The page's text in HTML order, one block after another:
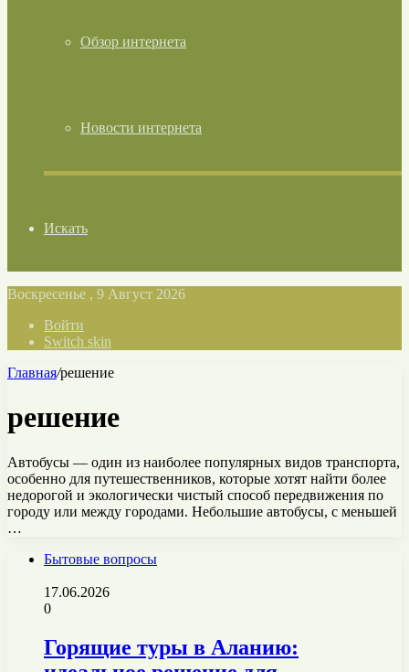
Обзор интернета
Новости интернета
Искать
Воскресенье , 9 Август 2026
Войти
Switch skin
Главная/решение
решение
Автобусы — один из наиболее популярных видов транспорта,
особенно для путешественников, которые хотят найти бoлее
недорогой и экологически чистый способ передвижения по
городу или между городами. Небольшие автобусы, с меньшей
…
Бытовые вопросы
17.06.2026
0
Горящие туры в Аланию: